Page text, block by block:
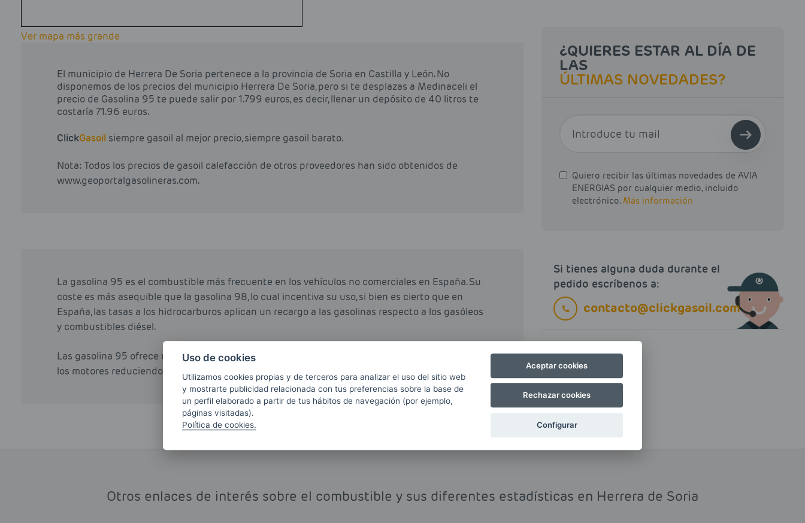
Ver mapa más grande
El municipio de Herrera De Soria pertenece a la provincia de Soria en Castilla y León. No
disponemos de los precios del municipio Herrera De Soria, pero si te desplazas a Medinaceli el
precio de Gasolina 95 te puede salir por 1.799 euros, es decir, llenar un depósito de 40 litros te
costaría 71.96 euros.
ClickGasoil siempre gasoil al mejor precio, siempre gasoil barato.
Nota: Todos los precios de gasoil calefacción de otros proveedores han sido obtenidos de
www.geoportalgasolineras.com.
La gasolina 95 es el combustible más frecuente en los vehículos no comerciales en España. Su
coste es más asequible que la gasolina 98, lo cual incentiva su uso, si bien es cierto que en
España, las tasas a los hidrocarburos aplican un recargo a las gasolinas respecto a los gasóleos
y combustibles diésel.
Las gasolina 95 ofrece un mejor rendimiento que el gasóleo y diésel, y ayuda a mantener limpios
los motores reduciendo las cantidades de azufre emitidas.
¿QUIERES ESTAR AL DÍA DE
LAS
ÚLTIMAS NOVEDADES?
Quiero recibir las últimas novedades de AVIA
ENERGIAS por cualquier medio, incluido
electrónico. Más información
Si tienes alguna duda durante el
pedido escríbenos a:
contacto@clickgasoil.com
Otros enlaces de interés sobre el combustible y sus diferentes estadísticas en Herrera de Soria
Uso de cookies
Utilizamos cookies propias y de terceros para analizar el uso del sitio web
y mostrarte publicidad relacionada con tus preferencias sobre la base de
un perfil elaborado a partir de tus hábitos de navegación (por ejemplo,
páginas visitadas).
Política de cookies.
Aceptar cookies
Rechazar cookies
Configurar